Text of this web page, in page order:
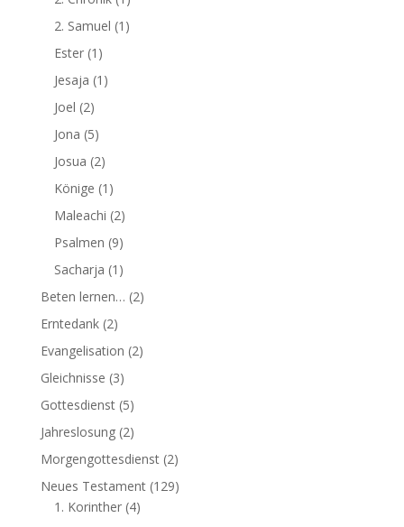
2. Samuel (1)
Ester(1)
Jesaja (1)
Joel (2)
Jona (5)
Josua (2)
Könige (1)
Maleachi (2)
Psalmen (9)
Sacharja (1)
Beten lernen… (2)
Erntedank(2)
Evangelisation (2)
Gleichnisse (3)
Gottesdienst(5)
Jahreslosung(2)
Morgengottesdienst(2)
Neues Testament(129)
1. Korinther(4)